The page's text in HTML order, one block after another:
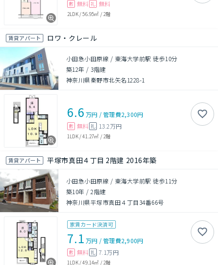
敷 無料 礼 無料
2LDK/56.95㎡ / 2階
賃貸アパート ロワ・クレール
小田急小田原線 / 東海大学前駅 徒歩10分
築12年 / 3階建
神奈川県秦野市北矢名1228-1
6.6 万円 /管理費2,300円
敷 無料 礼 13.2万円
1LDK/41.27㎡ / 2階
賃貸アパート 平塚市真田４丁目 2階建 2016年築
小田急小田原線 / 東海大学前駅 徒歩11分
築10年 /2階建
神奈川県平塚市真田４丁目34番66号
家賃カード決済可
7.1 万円 /管理費2,900円
敷 無料 礼 7.1万円
1LDK/49.14㎡ /2階